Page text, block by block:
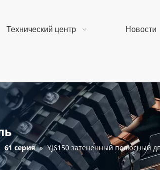
Технический центр Новости
61 серия » YJ6150 затененный полюсный